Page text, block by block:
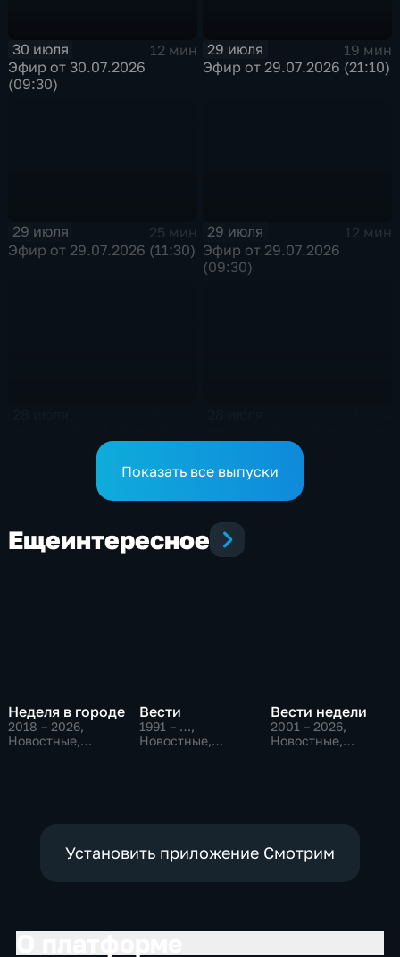
30 июля
12 мин
Эфир от 30.07.2026
(09:30)
29 июля
19 мин
Эфир от 29.07.2026 (21:10)
29 июля
25 мин
Эфир от 29.07.2026 (11:30)
29 июля
12 мин
Эфир от 29.07.2026
(09:30)
Показать все выпуски
Ещеинтересное
Неделя в городе
2018 – 2026,
Новостные,
Вести
1991 – …,
Новостные,
Вести недели
2001 – 2026,
Новостные,
Установить приложение Смотрим